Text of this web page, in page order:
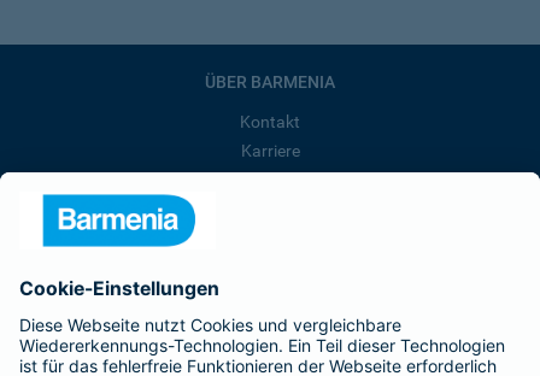
ÜBER BARMENIA
Kontakt
Karriere
Barmenia ist Teil der BarmeniaGothaer
BELIEBTE SEITEN